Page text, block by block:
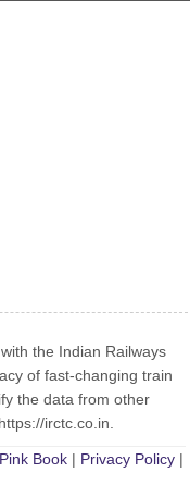
the Indian Railways
of fast-changing train
the data from other
irctc.co.in.
Pink Book | Privacy Policy |